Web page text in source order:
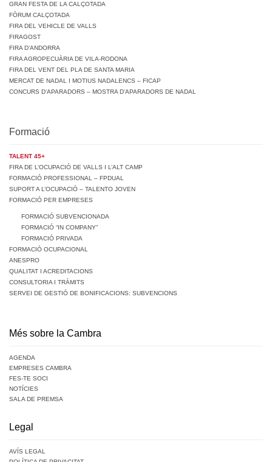
GRAN FESTA DE LA CALÇOTADA
FÒRUM CALÇOTADA
FIRA DEL VEHICLE DE VALLS
FIRAGOST
FIRA D’ANDORRA
FIRA AGROPECUÀRIA DE VILA-RODONA
FIRA DEL VENT DEL PLA DE SANTA MARIA
MERCAT DE NADAL I MOTIUS NADALENCS – FICAP
CONCURS D’APARADORS – MOSTRA D’APARADORS DE NADAL
Formació
TALENT 45+
FIRA DE L’OCUPACIÓ DE VALLS I L’ALT CAMP
FORMACIÓ PROFESSIONAL – FPDUAL
SUPORT A L’OCUPACIÓ – TALENTO JOVEN
FORMACIÓ PER EMPRESES
FORMACIÓ SUBVENCIONADA
FORMACIÓ “IN COMPANY”
FORMACIÓ PRIVADA
FORMACIÓ OCUPACIONAL
ANESPRO
QUALITAT I ACREDITACIONS
CONSULTORIA I TRÀMITS
SERVEI DE GESTIÓ DE BONIFICACIONS: SUBVENCIONS
Més sobre la Cambra
AGENDA
EMPRESES CAMBRA
FES-TE SOCI
NOTÍCIES
SALA DE PREMSA
Legal
AVÍS LEGAL